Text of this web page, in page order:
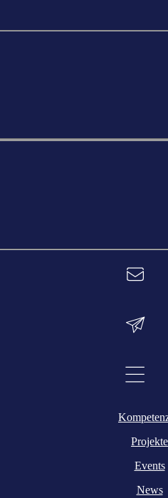
Projekte
Events
News